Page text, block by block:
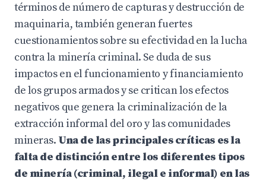
términos de número de capturas y destrucción de
maquinaria, también generan fuertes
cuestionamientos sobre su efectividad en la lucha
contra la minería criminal. Se duda de sus
impactos en el funcionamiento y financiamiento
de los grupos armados y se critican los efectos
negativos que genera la criminalización de la
extracción informal del oro y las comunidades
mineras. Una de las principales críticas es la
falta de distinción entre los diferentes tipos
de minería (criminal, ilegal e informal) en las